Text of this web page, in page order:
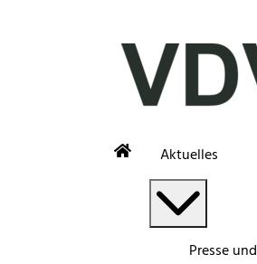
Aktuelles
Presse und